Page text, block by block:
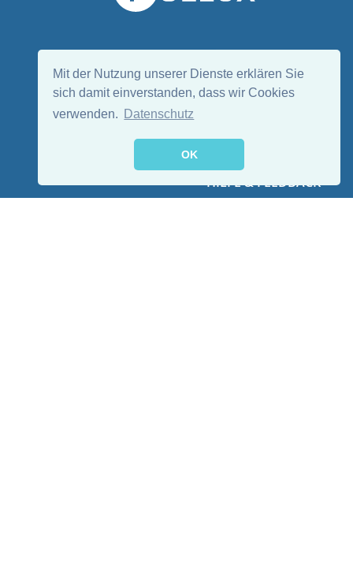
Mit der Nutzung unserer Dienste erklären Sie
sich damit einverstanden, dass wir Cookies
verwenden.
Datenschutz
OK
HILFE & FEEDBACK
EN